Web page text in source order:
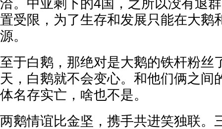
洽。中亚剩下的4国，之所以没有退
置受限，为了生存和发展只能在大鹅
源。
至于白鹅，那绝对是大鹅的铁杆粉丝
天，白鹅就不会变心。和他们俩之间
体名存实亡，啥也不是。
两鹅情谊比金坚，携手共进笑独联。